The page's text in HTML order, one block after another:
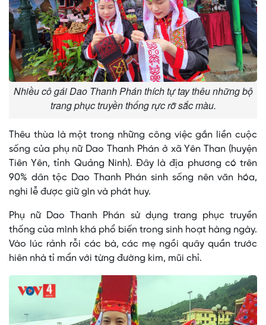
Nhiều cô gái Dao Thanh Phán thích tự tay thêu những bộ
trang phục truyền thống rực rỡ sắc màu.
Thêu thùa là một trong những công việc gắn liền cuộc
sống của phụ nữ Dao Thanh Phán ở xã Yên Than (huyện
Tiên Yên, tỉnh Quảng Ninh). Đây là địa phương có trên
90% dân tộc Dao Thanh Phán sinh sống nên văn hóa,
nghi lễ được giữ gìn và phát huy.
Phụ nữ Dao Thanh Phán sử dụng trang phục truyền
thống của mình khá phổ biến trong sinh hoạt hàng ngày.
Vào lúc rảnh rỗi các bà, các mẹ ngồi quây quần trước
hiên nhà tỉ mẩn với từng đường kim, mũi chỉ.